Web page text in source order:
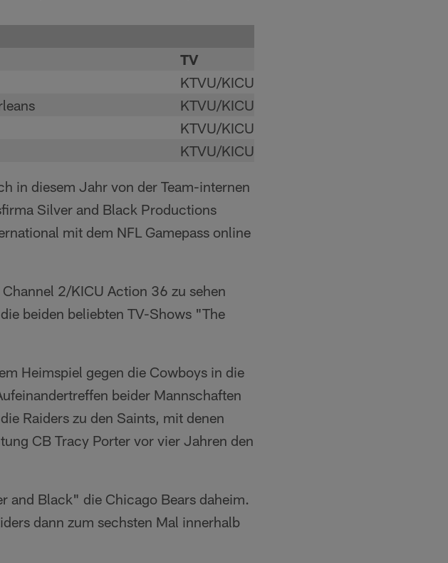
TV
KTVU/KICU
KTVU/KICU
KTVU/KICU
KTVU/KICU
in diesem Jahr von der Team-internen
Silver and Black Productions
mit dem NFL Gamepass online
2/KICU Action 36 zu sehen
beiden beliebten TV-Shows "The
Heimspiel gegen die Cowboys in die
beider Mannschaften
Raiders zu den Saints, mit denen
CB Tracy Porter vor vier Jahren den
and Black" die Chicago Bears daheim.
dann zum sechsten Mal innerhalb